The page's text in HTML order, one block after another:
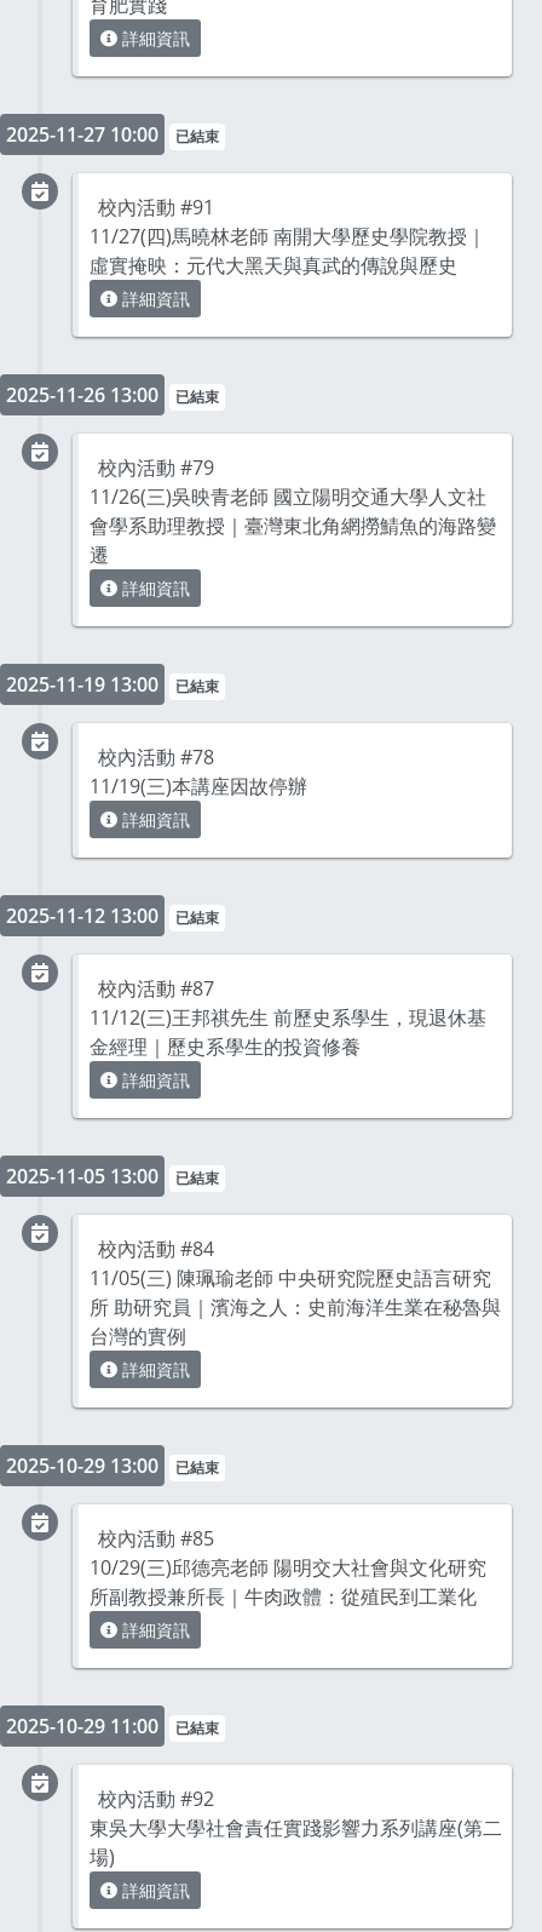
詳細資訊
2025-11-27 10:00 已結束
校內活動 #91
11/27(四)馬曉林老師 南開大學歷史學院教授｜
虛實掩映：元代大黑天與真武的傳說與歷史
詳細資訊
2025-11-26 13:00 已結束
校內活動 #79
11/26(三)吳映青老師 國立陽明交通大學人文社
會學系助理教授｜臺灣東北角網撈鯖魚的海路變
遷
詳細資訊
2025-11-19 13:00 已結束
校內活動 #78
11/19(三)本講座因故停辦
詳細資訊
2025-11-12 13:00 已結束
校內活動 #87
11/12(三)王邦祺先生 前歷史系學生，現退休基
金經理｜歷史系學生的投資修養
詳細資訊
2025-11-05 13:00 已結束
校內活動 #84
11/05(三) 陳珮瑜老師 中央研究院歷史語言研究
所 助研究員｜濱海之人：史前海洋生業在秘魯與
台灣的實例
詳細資訊
2025-10-29 13:00 已結束
校內活動 #85
10/29(三)邱德亮老師 陽明交大社會與文化研究
所副教授兼所長｜牛肉政體：從殖民到工業化
詳細資訊
2025-10-29 11:00 已結束
校內活動 #92
東吳大學大學社會責任實踐影響力系列講座(第二
場)
詳細資訊